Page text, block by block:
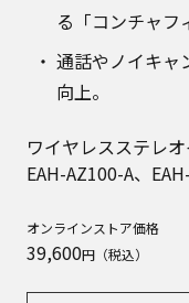
る「コンチャフ
通話やノイキャ
向上。
ワイヤレスステレ
EAH-AZ100-A、
オンラインストア価格
39,600円（税込）